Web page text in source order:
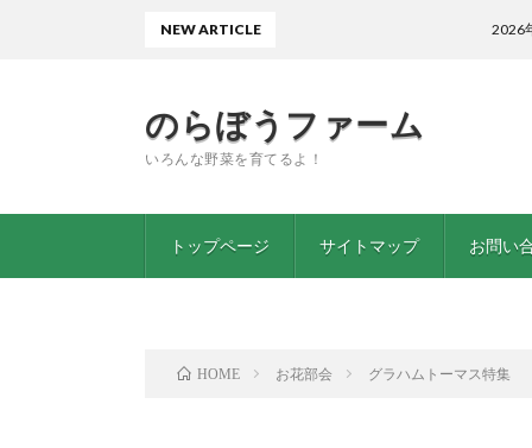
のらぼうファーム
いろんな野菜を育てるよ！
トップページ サイトマップ お問い
NEW ARTICLE 2026年5月も終わ
HOME お花部会 グラハムトーマス特集